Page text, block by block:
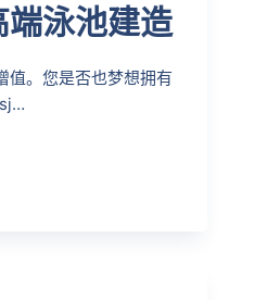
泳池建造
值。您是否也梦想拥有